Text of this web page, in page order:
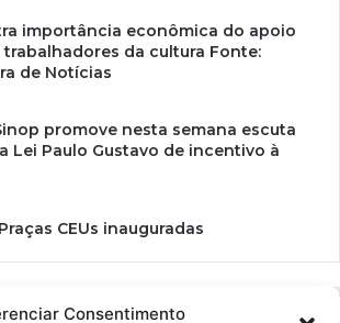
Consentimento
importância econômica do apoio
da cultura Fonte:
de Notícias
promove nesta semana escuta
Lei Paulo Gustavo de incentivo à
CEUs inauguradas